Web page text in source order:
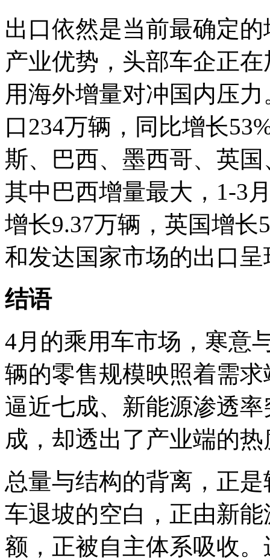
出口依然是当前最确定
产业优势，头部车企正
用海外增量对冲国内压
口234万辆，同比增长
斯、巴西、墨西哥、英
其中巴西增量最大，1-3
增长9.37万辆，英国增长
和发达国家市场的出口
结语
4月的乘用车市场，寒意
辆的零售规模映照着需
逼近七成、新能源渗透
成，却透出了产业端的热
总量与结构的背离，正
车退坡的空白，正由新
额，正被自主体系吸收